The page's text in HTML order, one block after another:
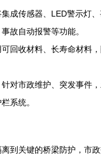
集成传感器、LED警示灯
故自动报警等功能。
可回收材料、长寿命材料
针对市政维护、突发事件
系统。
到关键的桥梁防护，市